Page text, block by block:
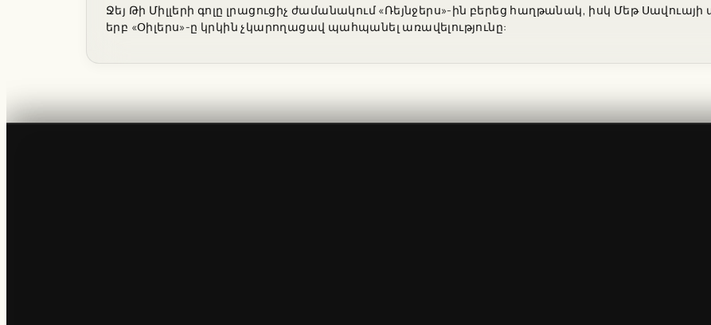
Ջեյ Թի Միլլերի գոլը լրացուցիչ ժամանակում «Ռեյնջերս»-ին բերեց հաղթանակ, իսկ Մեթ Սավուայի
երբ «Օիլերս»-ը կրկին չկարողացավ պահպանել առավելությունը: